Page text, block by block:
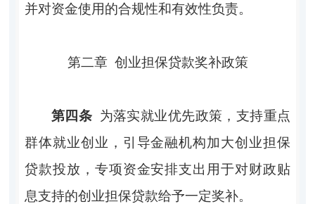
并对资金使用的合规性和有效性负责。
第二章 创业担保贷款奖补政策
第四条 为落实就业优先政策，支持重点
群体就业创业，引导金融机构加大创业担保
贷款投放，专项资金安排支出用于对财政贴
息支持的创业担保贷款给予一定奖补。